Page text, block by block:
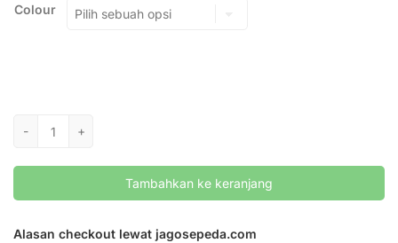
Colour
-
Kuantitas
BMX
GX
+
Tambahkan ke keranjang
Alasan checkout lewat jagosepeda.com